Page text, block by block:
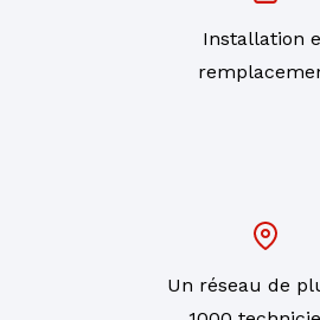
Installation
Un réseau de